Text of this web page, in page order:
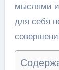
мыслями
для себя